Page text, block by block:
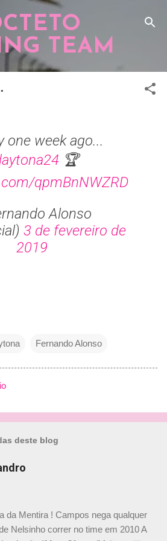
o conteúdo principal
TEAM
one week ago...
🏆
qpmBnNWZRD
Alonso
3 de fevereiro de
2019
Fernando Alonso
deste blog
da Mentira ! Campos nega qualquer
Nelsinho correr no time em 2010 A